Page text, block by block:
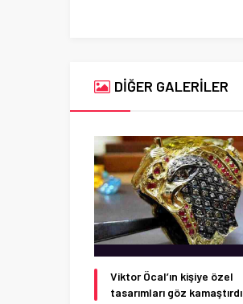
DİĞER GALERİLER
Viktor Öcal’ın kişiye özel
tasarımları göz kamaştırdı